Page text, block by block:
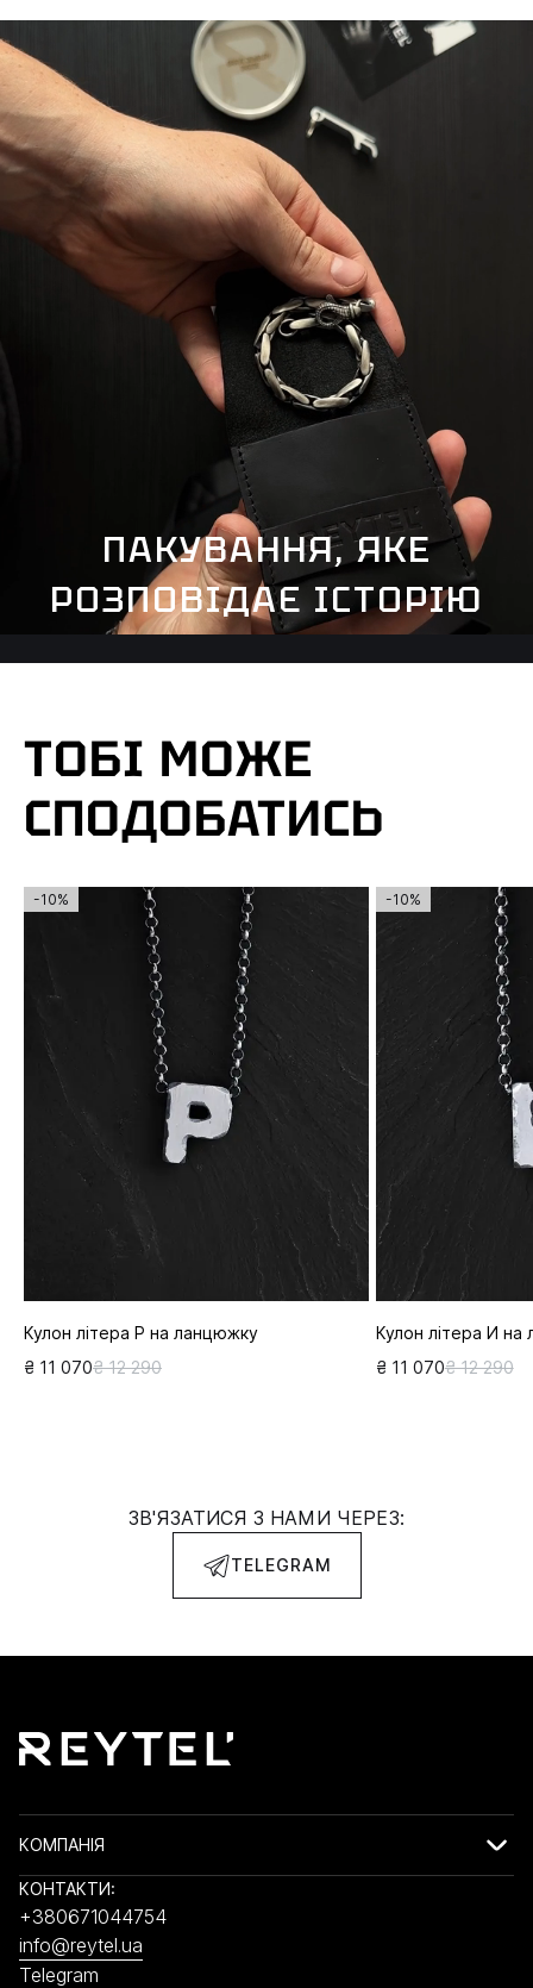
ПАКУВАННЯ, ЯКЕ
РОЗПОВІДАЄ ІСТОРІЮ
ТОБІ МОЖЕ
СПОДОБАТИСЬ
-10%
Кулон літера Р на ланцюжку
₴ 11 070₴ 12 290
-10%
Кулон літера И на
₴ 11 070₴ 12 290
ЗВ'ЯЗАТИСЯ З НАМИ ЧЕРЕЗ:
TELEGRAM
КОМПАНІЯ
КОНТАКТИ:
+380671044754
info@reytel.ua
Telegram